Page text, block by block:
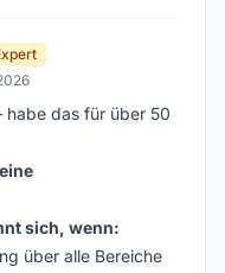
habe das für über 50
sich, wenn:
über alle Bereiche